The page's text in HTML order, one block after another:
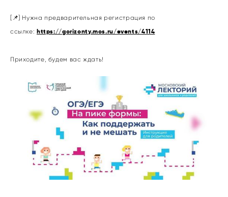
[📌] Нужна предварительная регистрация по
ссылке: https://gorizonty.mos.ru/events/4114
Приходите, будем вас ждать!